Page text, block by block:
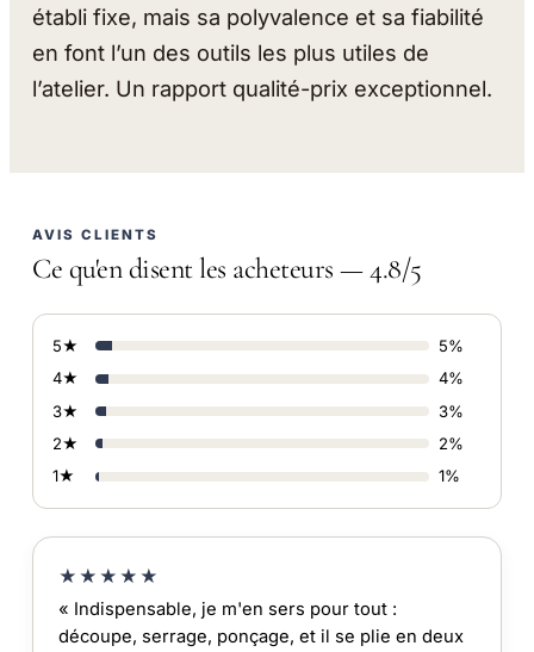
établi fixe, mais sa polyvalence et sa fiabilité
en font l’un des outils les plus utiles de
l’atelier. Un rapport qualité-prix exceptionnel.
AVIS CLIENTS
Ce qu'en disent les acheteurs — 4.8/5
5★
5%
4★
4%
3★
3%
2★
2%
1★
1%
★★★★★
« Indispensable, je m'en sers pour tout :
découpe, serrage, ponçage, et il se plie en deux